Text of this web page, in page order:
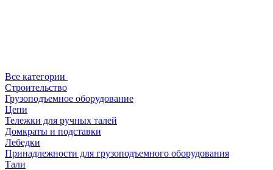
Все категории
Строительство
Грузоподъемное оборудование
Цепи
Тележки для ручных талей
Домкраты и подставки
Лебедки
Принадлежности для грузоподъемного оборудования
Тали